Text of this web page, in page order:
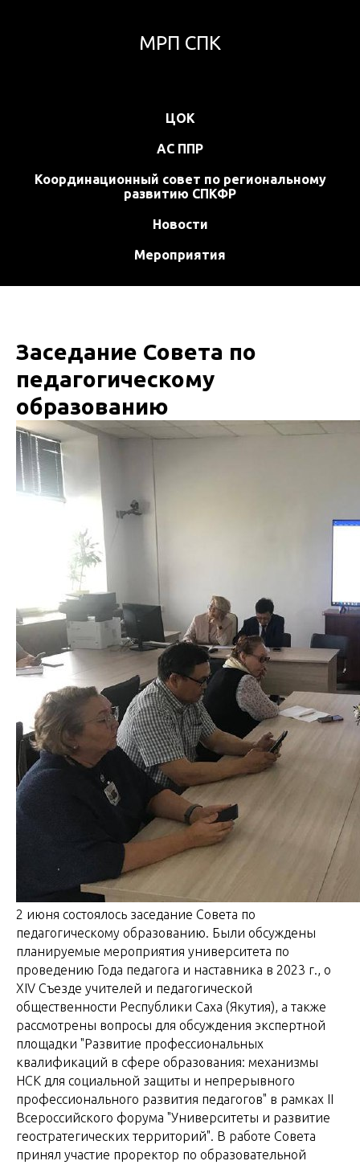
МРП СПК
ЦОК
АС ППР
Координационный совет по региональному
развитию СПКФР
Новости
Мероприятия
Заседание Совета по
педагогическому
образованию
2 июня состоялось заседание Совета по
педагогическому образованию. Были обсуждены
планируемые мероприятия университета по
проведению Года педагога и наставника в 2023 г., о
XIV Съезде учителей и педагогической
общественности Республики Саха (Якутия), а также
рассмотрены вопросы для обсуждения экспертной
площадки "Развитие профессиональных
квалификаций в сфере образования: механизмы
НСК для социальной защиты и непрерывного
профессионального развития педагогов" в рамках II
Всероссийского форума "Университеты и развитие
геостратегических территорий". В работе Совета
принял участие проректор по образовательной